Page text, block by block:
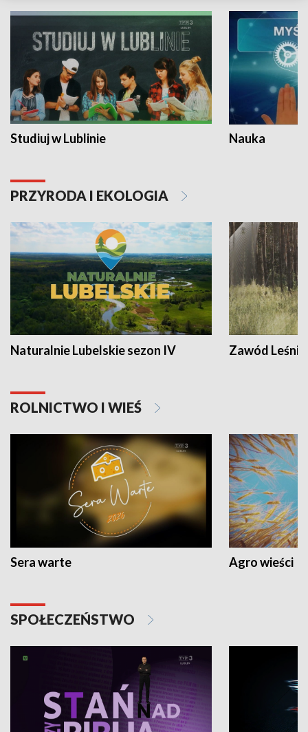
Studiuj w Lublinie Nauka
PRZYRODA I EKOLOGIA
Naturalnie Lubelskie sezon IV Zawód Leśnik
ROLNICTWO I WIEŚ
Sera warte Agro wieści
SPOŁECZEŃSTWO